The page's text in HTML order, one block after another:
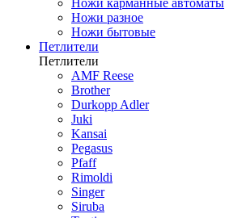
Ножи карманные автоматы
Ножи разное
Ножи бытовые
Петлители
Петлители
AMF Reese
Brother
Durkopp Adler
Juki
Kansai
Pegasus
Pfaff
Rimoldi
Singer
Siruba